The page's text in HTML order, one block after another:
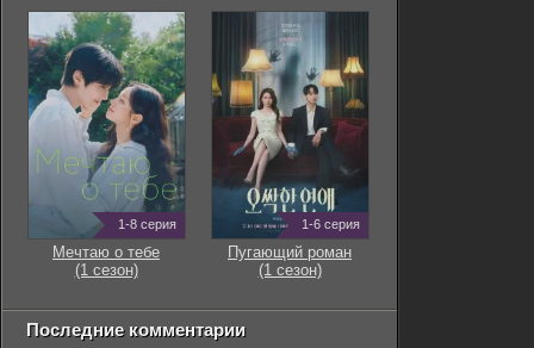
1-8 серия
Мечтаю о тебе
(1 сезон)
1-6 серия
Пугающий роман
(1 сезон)
Последние комментарии